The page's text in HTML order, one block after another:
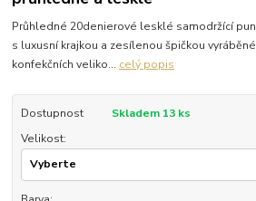
Průhledné 20denierové lesklé samodržící
s luxusní krajkou a zesílenou špičkou
konfekčních veliko... celý popis
Dostupnost
Skladem 13 ks
Velikost: